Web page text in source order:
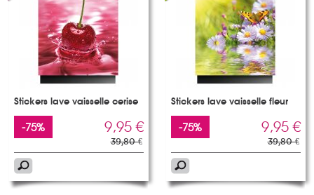
Stickers lave vaisselle cerise
-75% 9,95 €
39,80 €
Stickers lave vaisselle fleur
-75% 9,95 €
39,80 €